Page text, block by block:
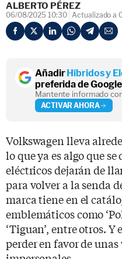
ALBERTO PÉREZ
06/08/2025 10:30 Actualizado a
AñadirHíbridos y
preferida de
Mantente informado
ACTIVAR AHORA
Volkswagen lleva
lo que ya es algo que se
eléctricos dejarán de
para volver a la senda
marca tiene en el
emblemáticos como
‘Tiguan’, entre otros.
perder en favor de